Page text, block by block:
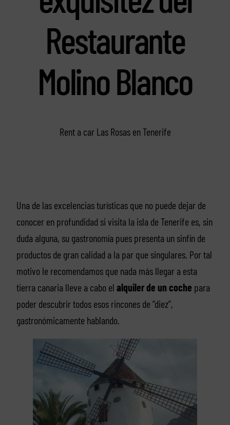
Restaurante
Molino Blanco
Rent a car Las Rosas en Tenerife
Una de las excelencias turísticas que no puede dejar de
conocer en profundidad si visita la isla de Tenerife es, sin
duda alguna, su gastronomía pues presenta un sinfín de
productos de gran calidad a la par que singulares. Por tal
motivo le recomendamos que nada más llegar a esta
tierra canaria lleve a cabo el alquiler de un coche para
poder descubrir todos esos rincones de “diez”,
gastronómicamente hablando.